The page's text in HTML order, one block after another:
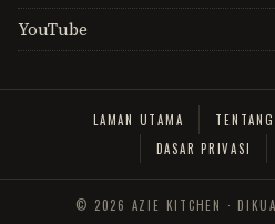
YouTube
LAMAN UTAMA
DASAR PRIVASI
© 2026 AZIE KITCHEN ·